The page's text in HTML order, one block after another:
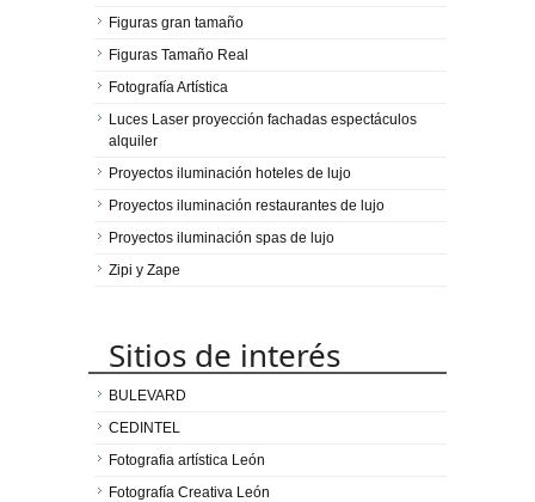
Figuras gran tamaño
Figuras Tamaño Real
Fotografía Artística
Luces Laser proyección fachadas espectáculos
alquiler
Proyectos iluminación hoteles de lujo
Proyectos iluminación restaurantes de lujo
Proyectos iluminación spas de lujo
Zipi y Zape
Sitios de interés
BULEVARD
CEDINTEL
Fotografia artística León
Fotografía Creativa León